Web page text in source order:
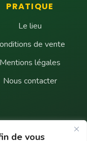
de vous
PRATIQUE
Le lieu
de vente
Mentions légales
Nous contacter